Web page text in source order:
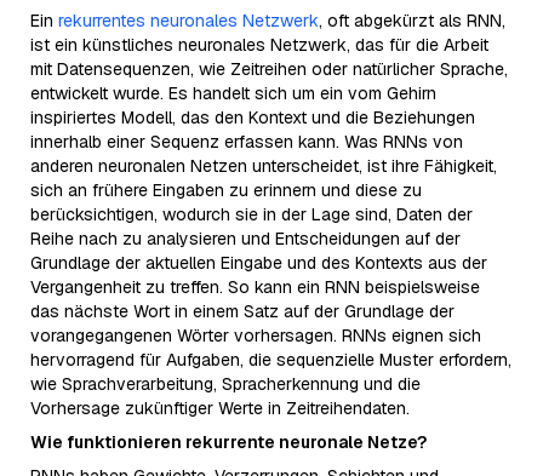
Ein rekurrentes neuronales Netzwerk, oft abgekürzt als RNN,
ist ein künstliches neuronales Netzwerk, das für die Arbeit
mit Datensequenzen, wie Zeitreihen oder natürlicher Sprache,
entwickelt wurde. Es handelt sich um ein vom Gehirn
inspiriertes Modell, das den Kontext und die Beziehungen
innerhalb einer Sequenz erfassen kann. Was RNNs von
anderen neuronalen Netzen unterscheidet, ist ihre Fähigkeit,
sich an frühere Eingaben zu erinnern und diese zu
berücksichtigen, wodurch sie in der Lage sind, Daten der
Reihe nach zu analysieren und Entscheidungen auf der
Grundlage der aktuellen Eingabe und des Kontexts aus der
Vergangenheit zu treffen. So kann ein RNN beispielsweise
das nächste Wort in einem Satz auf der Grundlage der
vorangegangenen Wörter vorhersagen. RNNs eignen sich
hervorragend für Aufgaben, die sequenzielle Muster erfordern,
wie Sprachverarbeitung, Spracherkennung und die
Vorhersage zukünftiger Werte in Zeitreihendaten.
Wie funktionieren rekurrente neuronale Netze?